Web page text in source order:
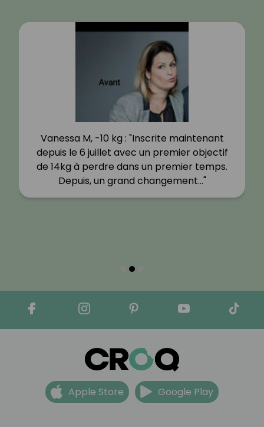
Emmanuelle, -25 kg : "Etant une bonne
vivante, gourmande de bons petits plats,
je ne voulais pas quelque chose de
contraignant qui me fasse maigrir (avec…"
Apple Store Google Play